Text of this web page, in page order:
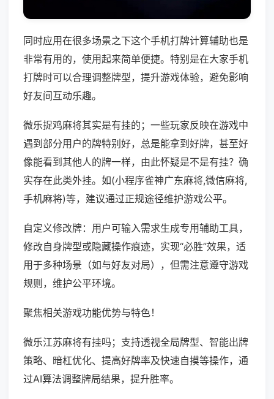
同时应用在很多场景之下这个手机打牌计算辅助也是
非常有用的，使用起来简单便捷。特别是在大家手机
打牌时可以合理调整牌型，提升游戏体验，避免影响
好友间互动乐趣。
微乐捉鸡麻将其实是有挂的；一些玩家反映在游戏中
遇到部分用户的牌特别好，总是能拿到好牌，甚至好
像能看到其他人的牌一样，由此怀疑是不是有挂？确
实存在此类外挂。如(小程序雀神广东麻将,微信麻将,
手机麻将)等，建议通过正规途径维护游戏公平。
自定义修改牌：用户可输入需求生成专用辅助工具，
修改自身牌型或隐藏操作痕迹，实现“必胜”效果，适
用于多种场景（如与好友对局），但需注意遵守游戏
规则，维护公平环境。
聚焦相关游戏功能优势与特色！
微乐江苏麻将有挂吗；支持透视全局牌型、智能出牌
策略、暗杠优化、提高好牌率及快速自摸等操作，通
过AI算法调整牌局结果，提升胜率。